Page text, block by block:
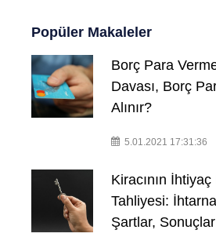
Popüler Makaleler
Borç Para
Davası, Borç
Alınır?
5.01.2021 17:31:36
Kiracının
Tahliyesi:
Şartlar,